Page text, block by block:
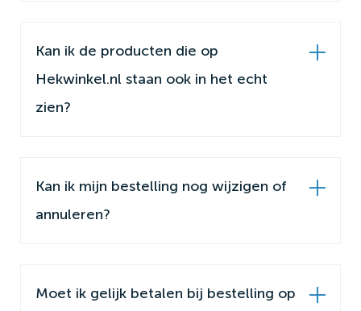
Kan ik de producten die op
Hekwinkel.nl staan ook in het echt
zien?
Kan ik mijn bestelling nog wijzigen of
annuleren?
Moet ik gelijk betalen bij bestelling op